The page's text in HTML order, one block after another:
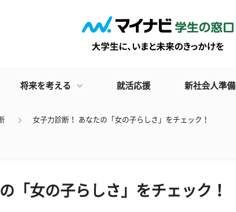
将来を考える 就活応援 新社会人準備
女子力診断！ あなたの「女の子らしさ」をチェック！
「女の子らしさ」をチェック！